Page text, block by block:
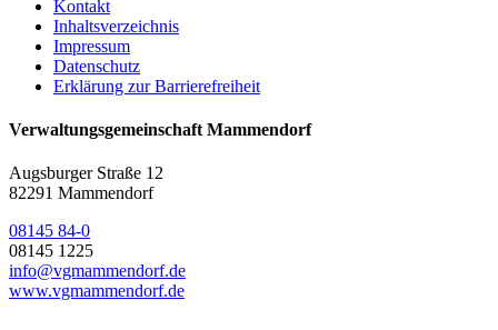
Kontakt
Inhaltsverzeichnis
Impressum
Datenschutz
Erklärung zur Barrierefreiheit
Verwaltungsgemeinschaft Mammendorf
Augsburger Straße 12
82291 Mammendorf
08145 84-0
08145 1225
info@vgmammendorf.de
www.vgmammendorf.de